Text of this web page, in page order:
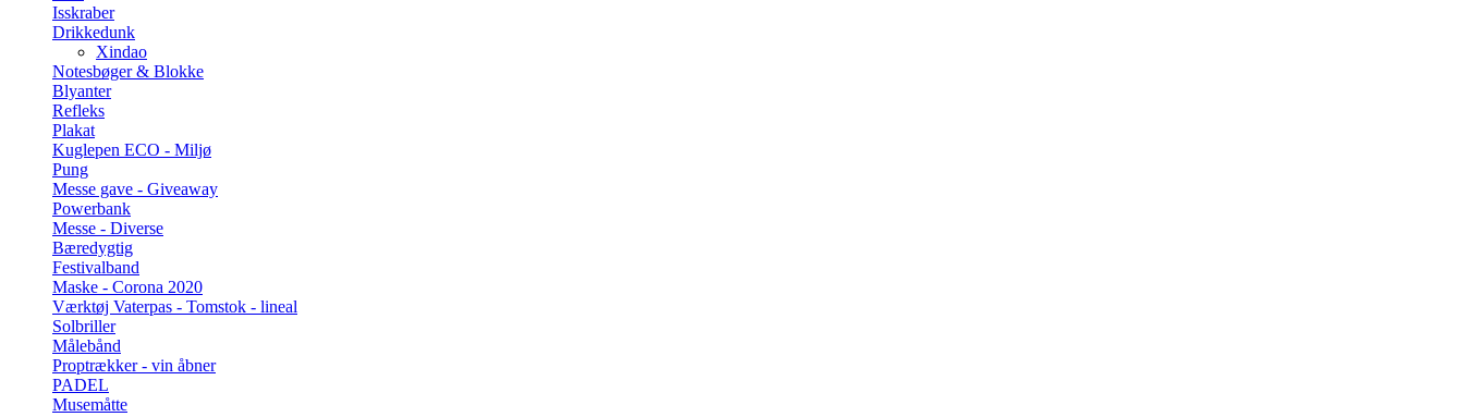
Isskraber
Drikkedunk
Xindao
Notesbøger & Blokke
Blyanter
Refleks
Plakat
Kuglepen ECO - Miljø
Pung
Messe gave - Giveaway
Powerbank
Messe - Diverse
Bæredygtig
Festivalband
Maske - Corona 2020
Værktøj Vaterpas - Tomstok - lineal
Solbriller
Målebånd
Proptrækker - vin åbner
PADEL
Musemåtte